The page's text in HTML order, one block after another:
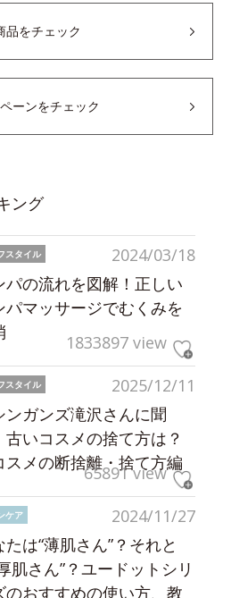
品をチェック
ーンをチェック
ング
2024/03/18
スタイル
パの流れを図解！正しい
パマッサージでむくみを
1833897 view
2025/12/11
スタイル
ンガンズ滝沢さんに聞
古いコスメの捨て方は？
スメの断捨離・捨て方編
65891 view
2024/11/27
ケア
たは“薄肌さん”？それと
肌さん”？ユードットシリ
のおすすめの使い方、教